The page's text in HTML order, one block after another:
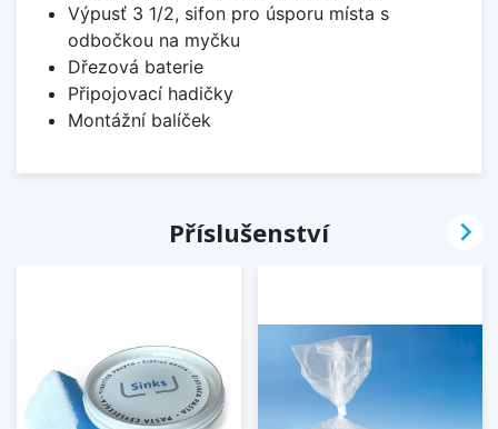
Výpusť 3 1/2, sifon pro úsporu místa s
odbočkou na myčku
Dřezová baterie
Připojovací hadičky
Montážní balíček
Příslušenství 